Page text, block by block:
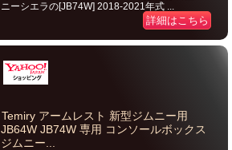
ニーシエラの[JB74W] 2018-2021年式 ...
詳細はこちら
Temiry アームレスト 新型ジムニー用
JB64W JB74W 専用 コンソールボックス
ジムニー...